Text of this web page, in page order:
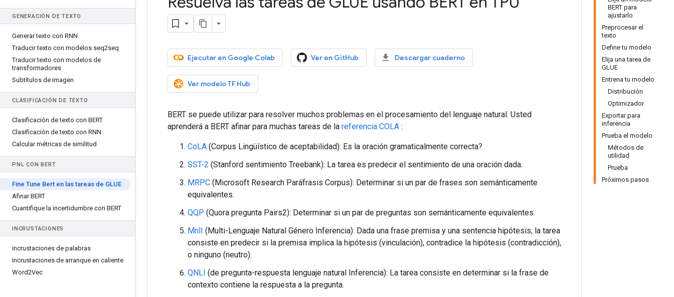
GENERACIÓN DE TEXTO
Generar texto con RNN
Traducir texto con modelos seq2seq
Traducir texto con modelos de
transformadores
Subtítulos de imagen
CLASIFICACIÓN DE TEXTO
Clasificación de texto con BERT
Clasificación de texto con RNN
Calcular métricas de similitud
PNL CON BERT
Fine Tune Bert en las tareas de GLUE
Afinar BERT
Cuantifique la incertidumbre con BERT
INCRUSTACIONES
incrustaciones de palabras
Incrustaciones de arranque en caliente
Word2Vec
BERT para
ajustarlo
Preprocesar el
texto
Define tu modelo
Elija una tarea de
GLUE
Entrena tu modelo
Distribución
Optimizador
Exportar para
inferencia
Prueba el modelo
Métodos de
utilidad
Prueba
Próximos pasos
Ejecutar en Google Colab Ver en GitHub Descargar cuaderno
Ver modelo TF Hub
BERT se puede utilizar para resolver muchos problemas en el procesamiento del lenguaje natural. Usted
aprenderá a BERT afinar para muchas tareas de la referencia COLA :
CoLA (Corpus Lingüístico de aceptabilidad): Es la oración gramaticalmente correcta?
SST-2 (Stanford sentimiento Treebank): La tarea es predecir el sentimiento de una oración dada.
MRPC (Microsoft Research Paráfrasis Corpus): Determinar si un par de frases son semánticamente
equivalentes.
QQP (Quora pregunta Pairs2): Determinar si un par de preguntas son semánticamente equivalentes.
MnlI (Multi-Lenguaje Natural Género Inferencia): Dada una frase premisa y una sentencia hipótesis, la tarea
consiste en predecir si la premisa implica la hipótesis (vinculación), contradice la hipótesis (contradicción),
o ninguno (neutro).
QNLI (de pregunta-respuesta lenguaje natural Inferencia): La tarea consiste en determinar si la frase de
contexto contiene la respuesta a la pregunta.